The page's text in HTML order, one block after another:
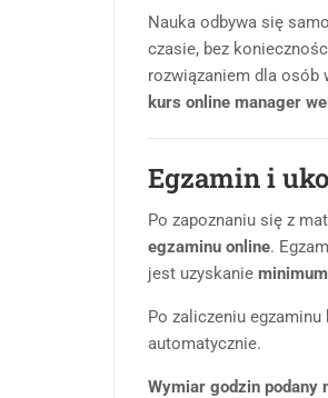
Nauka odbywa się
czasie, bez
rozwiązaniem dla osób
kurs online manager
Egzamin i
Po zapoznaniu się z
egzaminu online.
jest uzyskanie
Po zaliczeniu
automatycznie.
Wymiar godzin podany